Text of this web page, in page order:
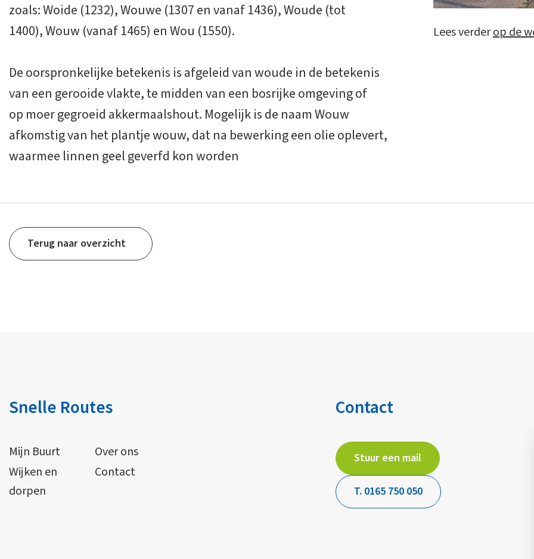
zoals: Woide (1232), Wouwe (1307 en vanaf 1436), Woude (tot
1400), Wouw (vanaf 1465) en Wou (1550).
De oorspronkelijke betekenis is afgeleid van woude in de betekenis
van een gerooide vlakte, te midden van een bosrijke omgeving of
op moer gegroeid akkermaalshout. Mogelijk is de naam Wouw
afkomstig van het plantje wouw, dat na bewerking een olie oplevert,
waarmee linnen geel geverfd kon worden
Lees verderop de
Terug naar overzicht
Snelle Routes
Mijn Buurt
Over ons
Wijken en
dorpen
Contact
Contact
Stuur een mail
T. 0165 750 050